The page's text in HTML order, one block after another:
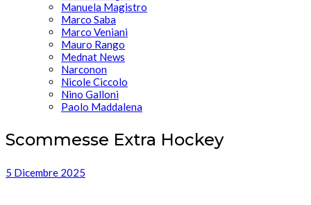
Manuela Magistro
Marco Saba
Marco Veniani
Mauro Rango
Mednat News
Narconon
Nicole Ciccolo
Nino Galloni
Paolo Maddalena
Scommesse Extra Hockey
5 Dicembre 2025